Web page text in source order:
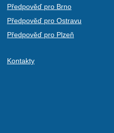
Předpověď pro Brno
Předpověď pro Ostravu
Předpověď pro Plzeň
Kontakty